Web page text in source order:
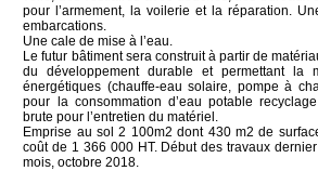
pour l’armement, la voilerie et la réparation.
embarcations.
Une cale de mise à l’eau.
Le futur bâtiment sera construit à partir de
du développement durable et permettant la
énergétiques (chauffe-eau solaire, pompe à
pour la consommation d’eau potable
brute pour l’entretien du matériel.
Emprise au sol 2 100m2 dont 430 m2 de
coût de 1 366 000 HT. Début des travaux
mois, octobre 2018.